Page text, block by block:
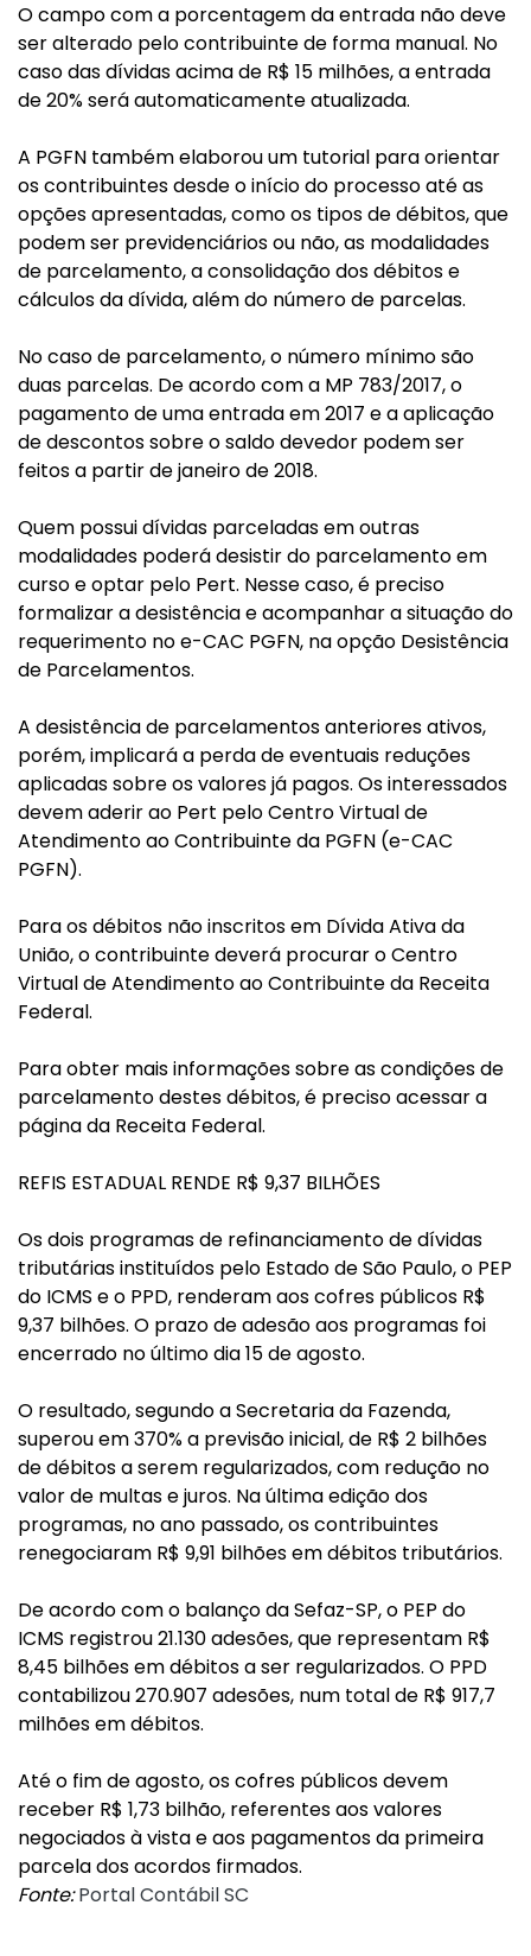
O campo com a porcentagem da entrada não deve
ser alterado pelo contribuinte de forma manual. No
caso das dívidas acima de R$ 15 milhões, a entrada
de 20% será automaticamente atualizada.
A PGFN também elaborou um tutorial para orientar
os contribuintes desde o início do processo até as
opções apresentadas, como os tipos de débitos, que
podem ser previdenciários ou não, as modalidades
de parcelamento, a consolidação dos débitos e
cálculos da dívida, além do número de parcelas.
No caso de parcelamento, o número mínimo são
duas parcelas. De acordo com a MP 783/2017, o
pagamento de uma entrada em 2017 e a aplicação
de descontos sobre o saldo devedor podem ser
feitos a partir de janeiro de 2018.
Quem possui dívidas parceladas em outras
modalidades poderá desistir do parcelamento em
curso e optar pelo Pert. Nesse caso, é preciso
formalizar a desistência e acompanhar a situação do
requerimento no e-CAC PGFN, na opção Desistência
de Parcelamentos.
A desistência de parcelamentos anteriores ativos,
porém, implicará a perda de eventuais reduções
aplicadas sobre os valores já pagos. Os interessados
devem aderir ao Pert pelo Centro Virtual de
Atendimento ao Contribuinte da PGFN (e-CAC
PGFN).
Para os débitos não inscritos em Dívida Ativa da
União, o contribuinte deverá procurar o Centro
Virtual de Atendimento ao Contribuinte da Receita
Federal.
Para obter mais informações sobre as condições de
parcelamento destes débitos, é preciso acessar a
página da Receita Federal.
REFIS ESTADUAL RENDE R$ 9,37 BILHÕES
Os dois programas de refinanciamento de dívidas
tributárias instituídos pelo Estado de São Paulo, o PEP
do ICMS e o PPD, renderam aos cofres públicos R$
9,37 bilhões. O prazo de adesão aos programas foi
encerrado no último dia 15 de agosto.
O resultado, segundo a Secretaria da Fazenda,
superou em 370% a previsão inicial, de R$ 2 bilhões
de débitos a serem regularizados, com redução no
valor de multas e juros. Na última edição dos
programas, no ano passado, os contribuintes
renegociaram R$ 9,91 bilhões em débitos tributários.
De acordo com o balanço da Sefaz-SP, o PEP do
ICMS registrou 21.130 adesões, que representam R$
8,45 bilhões em débitos a ser regularizados. O PPD
contabilizou 270.907 adesões, num total de R$ 917,7
milhões em débitos.
Até o fim de agosto, os cofres públicos devem
receber R$ 1,73 bilhão, referentes aos valores
negociados à vista e aos pagamentos da primeira
parcela dos acordos firmados.
Fonte: Portal Contábil SC